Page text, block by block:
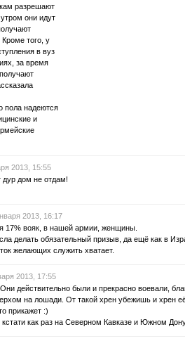
разрешают
они идут
того, у
в вуз
за время
пола надеются
и
2013, 15:55
дур дом не отдам!
2013, 16:17
17% вояк, в нашей армии, женщины.
делать обязательный призыв, да ещё как в
желающих служить хватает.
2013, 17:55
действительно были и прекрасно воевали,
на лошади. От такой хрен убежишь и хрен
прикажет :)
как раз на Северном Кавказе и Южном